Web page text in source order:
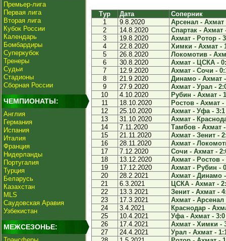
Премьер-лига
Первая лига
Вторая лига
Кубок России
Календарь
Бомбардиры
Суперкубок
Тренеры
Судьи
Стадионы
Сборная России
ЧЕМПИОНАТЫ:
Англия
Германия
Испания
Италия
Франция
Нидерланды
Португалия
Турция
Беларусь
Казахстан
MLS
Саудовская Аравия
Узбекистан
МЕЖСЕЗОНЬЕ:
Тур Дата
Соперник
1
9.8.2020
Арсенал - Ахмат
2
14.8.2020
Спартак - Ахмат
3
19.8.2020
Ахмат - Ротор -
4
22.8.2020
Химки - Ахмат -
5
26.8.2020
Локомотив -
6
30.8.2020
Ахмат - ЦСКА -
7
12.9.2020
Ахмат - Сочи -
8
21.9.2020
Динамо - Ахмат
9
27.9.2020
Ахмат - Урал -
10
4.10.2020
Рубин - Ахмат -
11
18.10.2020
Ростов - Ахмат -
12
25.10.2020
Ахмат - Уфа - 3:1
13
31.10.2020
Ахмат -
14
7.11.2020
Тамбов - Ахмат
15
21.11.2020
Ахмат - Зенит -
16
28.11.2020
Ахмат -
17
7.12.2020
Сочи - Ахмат -
18
13.12.2020
Ахмат - Ростов -
19
17.12.2020
Ахмат - Рубин -
20
28.2.2021
Ахмат - Динамо
21
6.3.2021
ЦСКА - Ахмат -
22
13.3.2021
Зенит - Ахмат -
23
17.3.2021
Ахмат - Арсенал
24
3.4.2021
Краснодар -
25
10.4.2021
Уфа - Ахмат - 3:0
26
17.4.2021
Ахмат - Химки -
27
24.4.2021
Урал - Ахмат -